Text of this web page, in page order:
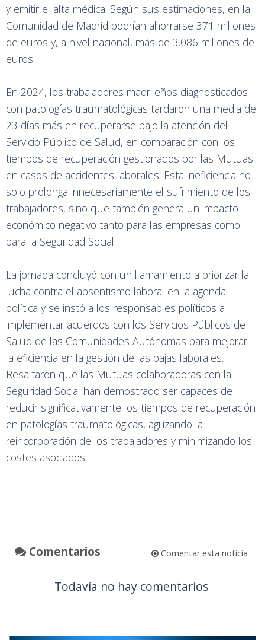
y emitir el alta médica. Según sus estimaciones, en la
Comunidad de Madrid podrían ahorrarse 371 millones
de euros y, a nivel nacional, más de 3.086 millones de
euros.
En 2024, los trabajadores madrileños diagnosticados
con patologías traumatológicas tardaron una media de
23 días más en recuperarse bajo la atención del
Servicio Público de Salud, en comparación con los
tiempos de recuperación gestionados por las Mutuas
en casos de accidentes laborales. Esta ineficiencia no
solo prolonga innecesariamente el sufrimiento de los
trabajadores, sino que también genera un impacto
económico negativo tanto para las empresas como
para la Seguridad Social.
La jornada concluyó con un llamamiento a priorizar la
lucha contra el absentismo laboral en la agenda
política y se instó a los responsables políticos a
implementar acuerdos con los Servicios Públicos de
Salud de las Comunidades Autónomas para mejorar
la eficiencia en la gestión de las bajas laborales.
Resaltaron que las Mutuas colaboradoras con la
Seguridad Social han demostrado ser capaces de
reducir significativamente los tiempos de recuperación
en patologías traumatológicas, agilizando la
reincorporación de los trabajadores y minimizando los
costes asociados.
Comentarios Comentar esta noticia
Todavía no hay comentarios